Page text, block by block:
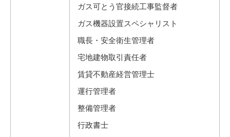
ガス可とう官接続工事監督者
ガス機器設置スペシャリスト
職長・安全衛生管理者
宅地建物取引責任者
賃貸不動産経営管理士
運行管理者
整備管理者
行政書士